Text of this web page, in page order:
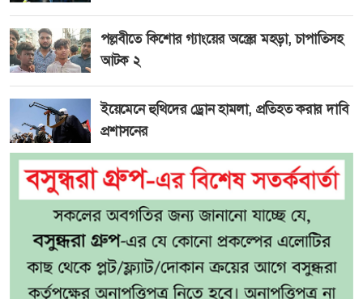
পল্লবীতে কিশোর গ্যাংয়ের অস্ত্রের মহড়া, চাপাতিসহ
আটক ২
ইয়েমেনে হুথিদের ড্রোন হামলা, প্রতিহত করার দাবি
প্রশাসনের